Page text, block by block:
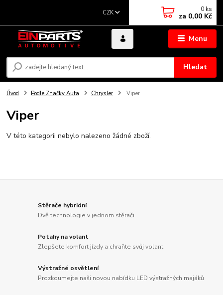
Menu
CZK
Hledat
0 ks
za 0,00 Kč
Úvod Podle Značky Auta Chrysler Viper
Viper
V této kategorii nebylo nalezeno žádné zboží.
Stěrače hybridní
Dvě technologie v jednom stěrači
Potahy na volant
Zlepšete komfort jízdy a chraňte svůj volant
Výstražné osvětlení
Prozkoumejte naši novou nabídku LED výstražných majáků